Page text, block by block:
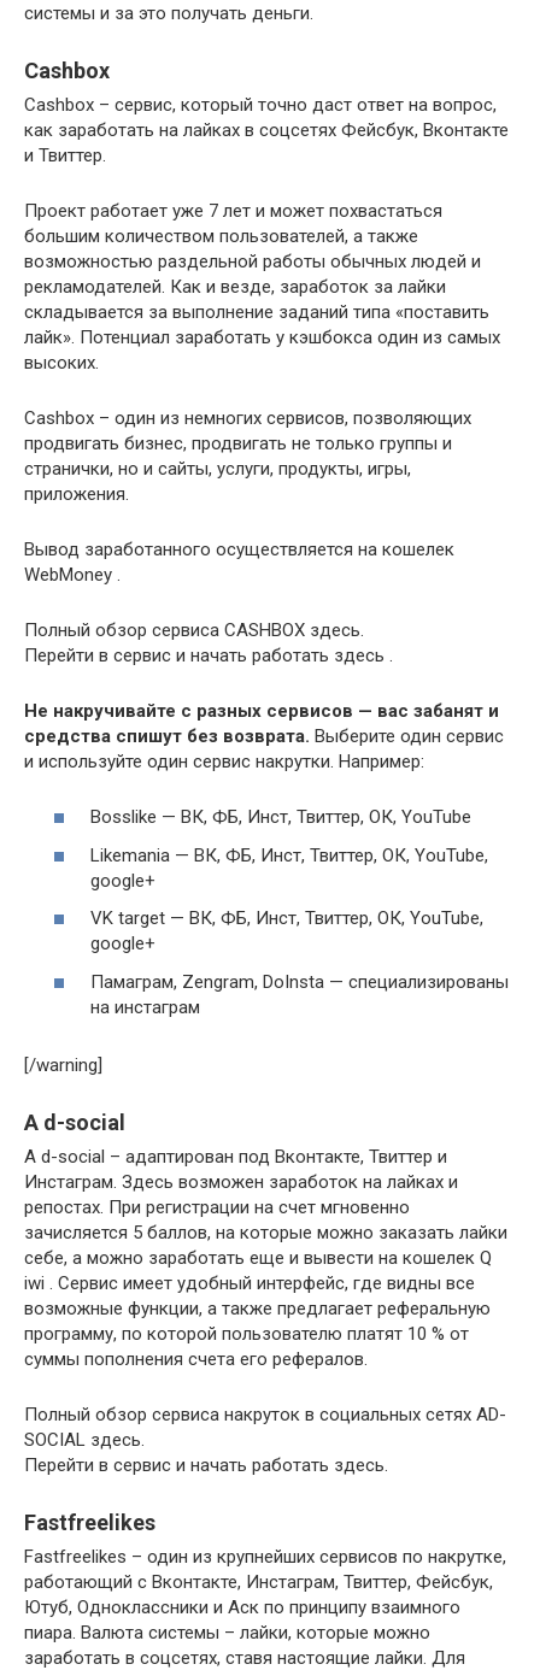
системы и за это получать деньги.
Cashbox
Cashbox – сервис, который точно даст ответ на вопрос,
как заработать на лайках в соцсетях Фейсбук, Вконтакте
и Твиттер.
Проект работает уже 7 лет и может похвастаться
большим количеством пользователей, а также
возможностью раздельной работы обычных людей и
рекламодателей. Как и везде, заработок за лайки
складывается за выполнение заданий типа «поставить
лайк». Потенциал заработать у кэшбокса один из самых
высоких.
Cashbox – один из немногих сервисов, позволяющих
продвигать бизнес, продвигать не только группы и
странички, но и сайты, услуги, продукты, игры,
приложения.
Вывод заработанного осуществляется на кошелек
WebMoney .
Полный обзор сервиса CASHBOX здесь.
Перейти в сервис и начать работать здесь .
Не накручивайте с разных сервисов — вас забанят и
средства спишут без возврата. Выберите один сервис
и используйте один сервис накрутки. Например:
Bosslike — ВК, ФБ, Инст, Твиттер, ОК, YouTube
Likemania — ВК, ФБ, Инст, Твиттер, ОК, YouTube,
google+
VK target — ВК, ФБ, Инст, Твиттер, ОК, YouTube,
google+
Памаграм, Zengram, DoInsta — специализированы
на инстаграм
[/warning]
A d-social
A d-social – адаптирован под Вконтакте, Твиттер и
Инстаграм. Здесь возможен заработок на лайках и
репостах. При регистрации на счет мгновенно
зачисляется 5 баллов, на которые можно заказать лайки
себе, а можно заработать еще и вывести на кошелек Q
iwi . Сервис имеет удобный интерфейс, где видны все
возможные функции, а также предлагает реферальную
программу, по которой пользователю платят 10 % от
суммы пополнения счета его рефералов.
Полный обзор сервиса накруток в социальных сетях AD-
SOCIAL здесь.
Перейти в сервис и начать работать здесь.
Fastfreelikes
Fastfreelikes – один из крупнейших сервисов по накрутке,
работающий с Вконтакте, Инстаграм, Твиттер, Фейсбук,
Ютуб, Одноклассники и Аск по принципу взаимного
пиара. Валюта системы – лайки, которые можно
заработать в соцсетях, ставя настоящие лайки. Для